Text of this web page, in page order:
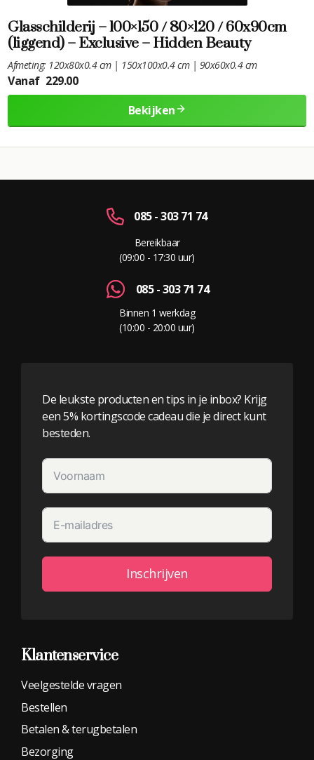
Glasschilderij – 100×150 / 80×120 / 60x90cm
(liggend) – Exclusive – Hidden Beauty
Afmeting: 120x80x0.4 cm | 150x100x0.4 cm | 90x60x0.4 cm
Vanaf 229.00
Bekijken
085 - 303 71 74
Bereikbaar
(09:00 - 17:30 uur)
085 - 303 71 74
Binnen 1 werkdag
(10:00 - 20:00 uur)
De leukste producten en tips in je inbox? Krijg
een 5% kortingscode cadeau die je direct kunt
besteden.
Inschrijven
Klantenservice
Veelgestelde vragen
Bestellen
Betalen & terugbetalen
Bezorging